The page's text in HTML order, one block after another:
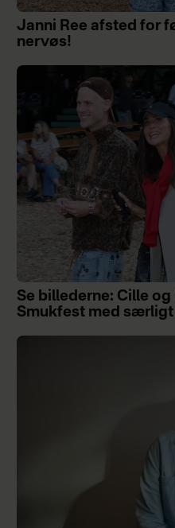
Janni Ree afsted for
nervøs!
Se billederne: Cille
Smukfest med særligt